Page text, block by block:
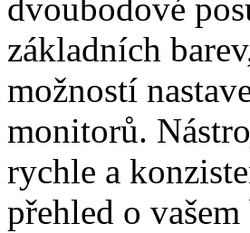
dvoubodové
základních
možností
monitorů.
rychle a
přehled o